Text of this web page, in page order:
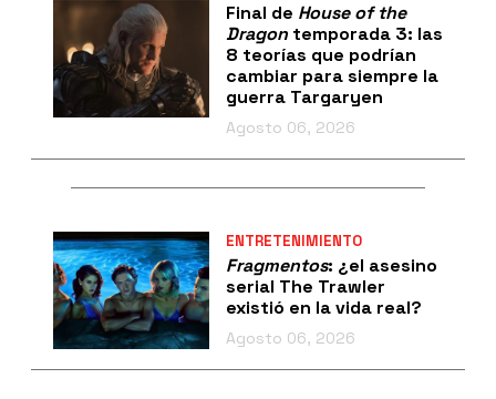
Final de House of the
Dragontemporada 3: las
8 teorías que podrían
cambiar para siempre la
guerra Targaryen
Agosto 06, 2026
ENTRETENIMIENTO
Fragmentos: ¿el asesino
serial The Trawler
existió en la vida real?
Agosto 06, 2026